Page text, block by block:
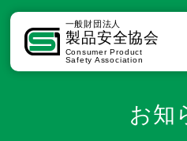
一般財団法人
製品安全協会
Consumer Product
Safety Association
お知